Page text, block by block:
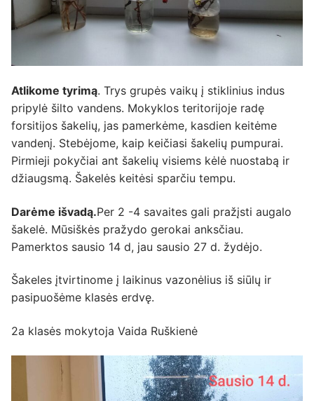
Atlikome tyrimą. Trys grupės vaikų į stiklinius indus
pripylė šilto vandens. Mokyklos teritorijoje radę
forsitijos šakelių, jas pamerkėme, kasdien keitėme
vandenį. Stebėjome, kaip keičiasi šakelių pumpurai.
Pirmieji pokyčiai ant šakelių visiems kėlė nuostabą ir
džiaugsmą. Šakelės keitėsi sparčiu tempu.
Darėme išvadą.Per 2 -4 savaites gali pražįsti augalo
šakelė. Mūsiškės pražydo gerokai anksčiau.
Pamerktos sausio 14 d, jau sausio 27 d. žydėjo.
Šakeles įtvirtinome į laikinus vazonėlius iš siūlų ir
pasipuošėme klasės erdvę.
2a klasės mokytoja Vaida Ruškienė